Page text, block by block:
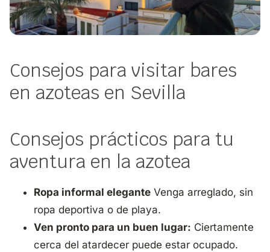
Consejos para visitar bares
en azoteas en Sevilla
Consejos prácticos para tu
aventura en la azotea
Ropa informal elegante Venga arreglado, sin
ropa deportiva o de playa.
Ven pronto para un buen lugar: Ciertamente
cerca del atardecer puede estar ocupado.